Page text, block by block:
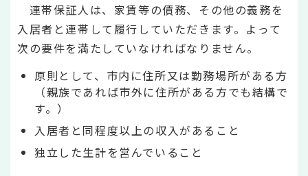
連帯保証人は、家賃等の債務、その他の義務を
入居者と連帯して履行していただきます。よって
次の要件を満たしていなければなりません。
原則として、市内に住所又は勤務場所がある方
（親族であれば市外に住所がある方でも結構で
す。）
入居者と同程度以上の収入があること
独立した生計を営んでいること